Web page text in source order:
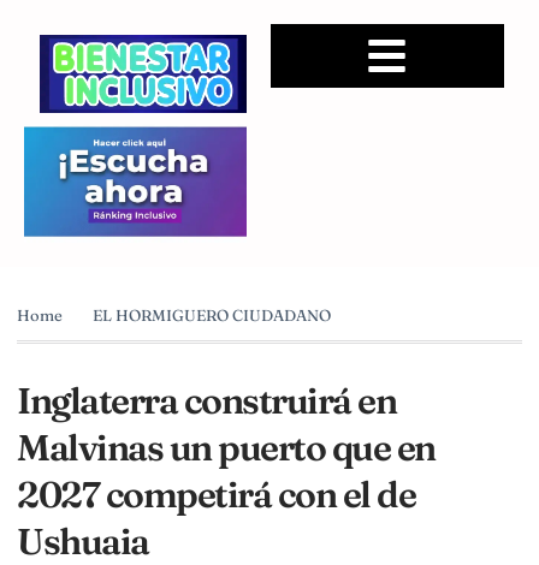
Home EL HORMIGUERO CIUDADANO
Inglaterra construirá en
Malvinas un puerto que en
2027 competirá con el de
Ushuaia